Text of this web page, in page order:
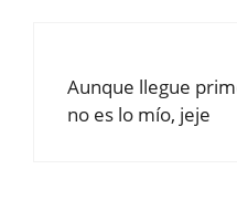
Aunque llegue
no es lo mío, jeje